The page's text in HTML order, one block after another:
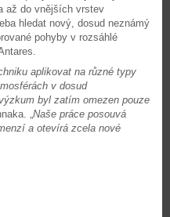
až do vnějších vrstev
hledat nový, dosud neznámý
pohyby v rozsáhlé
aplikovat na různé typy
v dosud
byl zatím omezen pouze
„Naše práce posouvá
a otevírá zcela nové